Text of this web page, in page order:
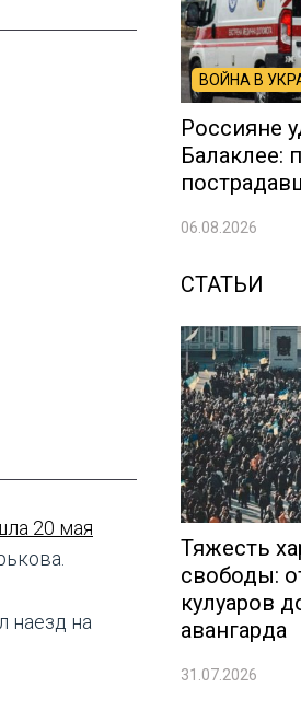
20 мая
наезд на
ВОЙНА В
Россияне
Балаклее:
06.08.2026
СТАТЬИ
Тяжесть
свободы:
кулуаров
авангарда
31.07.2026